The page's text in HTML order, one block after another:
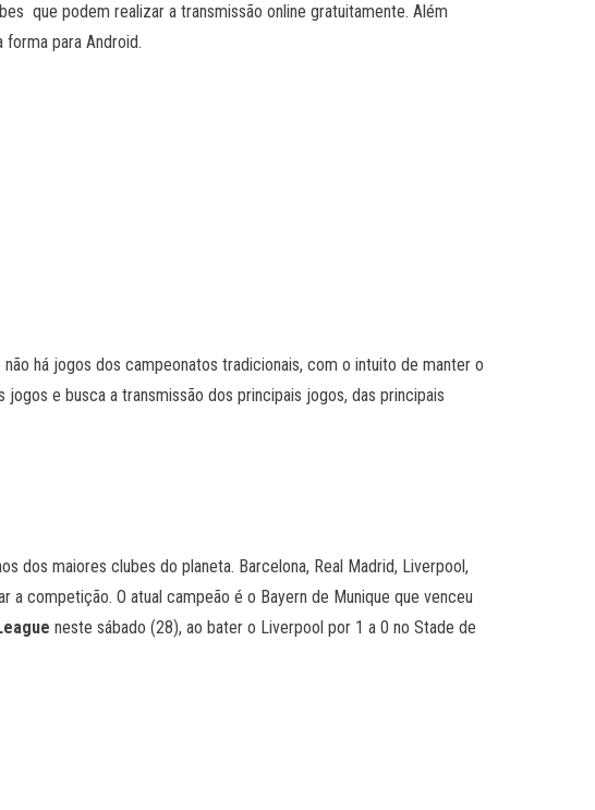
que podem realizar a transmissão online gratuitamente. Além
para Android.
há jogos dos campeonatos tradicionais, com o intuito de manter o
e busca a transmissão dos principais jogos, das principais
dos maiores clubes do planeta. Barcelona, Real Madrid, Liverpool,
competição. O atual campeão é o Bayern de Munique que venceu
neste sábado (28), ao bater o Liverpool por 1 a 0 no Stade de